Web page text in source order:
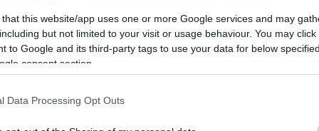
that this website/app uses one or more Google services and may
but not limited to your visit or usage behaviour. You may
to Google and its third-party tags to use your data for below
consent section.
Data Processing Opt Outs
élükön az örök kedvenc Csákányi Eszterrel és
Lass Bea, Jelinek Erzsébet, Jaskó Bálint, Zrínyi-Gál